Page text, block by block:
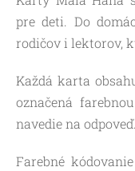
pre deti. Do
rodičov i lektorov,
Každá karta
označená
navedie na odpoveď.
Farebné